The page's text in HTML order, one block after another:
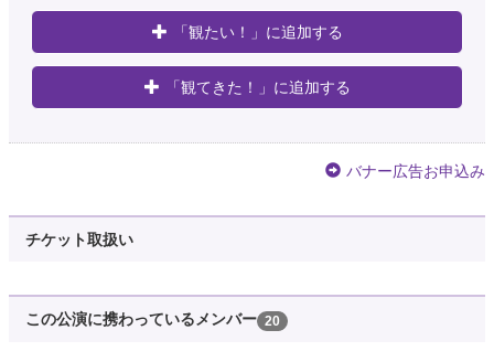
「観たい！」に追加する
「観てきた！」に追加する
バナー広告お申込み
チケット取扱い
この公演に携わっているメンバー 20